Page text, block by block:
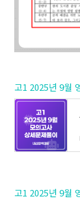
고1 2025년 9월
고1 2025년 9월